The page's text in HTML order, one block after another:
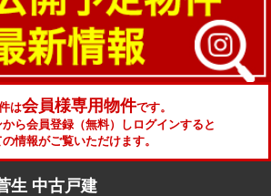
は会員様専用物件です。
ら会員登録（無料）しログインすると
情報がご覧いただけます。
生 中古戸建